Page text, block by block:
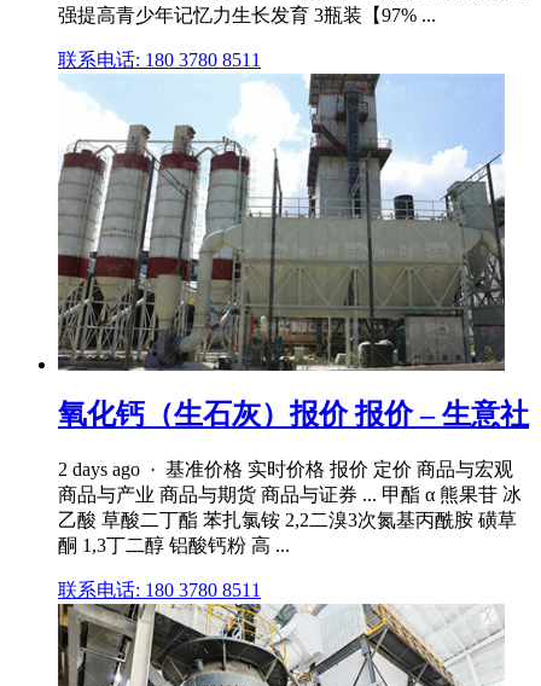
强提高青少年记忆力生长发育 3瓶装【97% ...
联系电话: 180 3780 8511
氧化钙（生石灰）报价 报价 – 生意社
2 days ago · 基准价格 实时价格 报价 定价 商品与宏观
商品与产业 商品与期货 商品与证券 ... 甲酯 α 熊果苷 冰
乙酸 草酸二丁酯 苯扎氯铵 2,2二溴3次氮基丙酰胺 磺草
酮 1,3丁二醇 铝酸钙粉 高 ...
联系电话: 180 3780 8511